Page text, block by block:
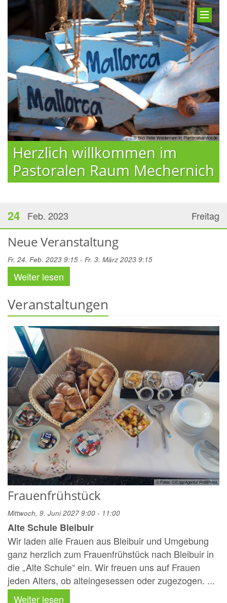
© Bild: Peter Weidemann In: Pfarrbriefservice.de
Herzlich willkommen im
Pastoralen Raum Mechernich
Freitag
24 Feb. 2023
Neue Veranstaltung
Fr. 24. Feb. 2023 9:15 - Fr. 3. März 2023 9:15
Weiter lesen
Veranstaltungen
© Fotos: CIC/pp/Agentur ProfiPress
Frauenfrühstück
Mittwoch, 9. Juni 2027 9:00 - 11:00
Alte Schule Bleibuir
Wir laden alle Frauen aus Bleibuir und Umgebung
ganz herzlich zum Frauenfrühstück nach Bleibuir in
die „Alte Schule“ ein. Wir freuen uns auf Frauen
jeden Alters, ob alteingesessen oder zugezogen. ...
Weiter lesen